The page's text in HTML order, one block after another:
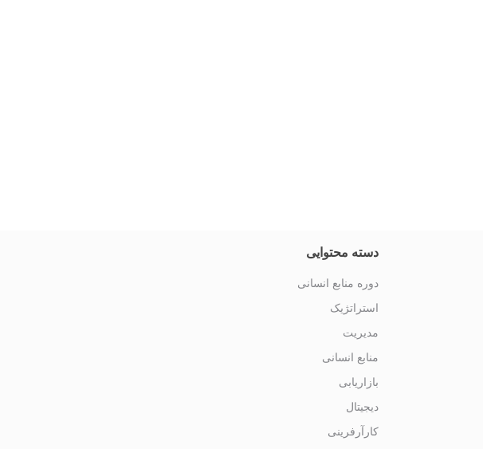
دسته محتوایی
دوره منابع انسانی
استراتژیک
مدیریت
منابع انسانی
بازاریابی
دیجیتال
کارآرفرینی